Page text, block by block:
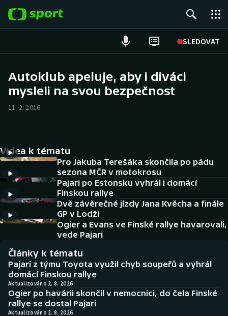
SLEDOVAT
Hokej
Cyklistika
DALŠÍ SPORTY
Americký fotbal
Baseball a softbal
Basketbal
Biatlon
Boby a skeleton
NEPŘEHLÉDNĚTE
Historické návraty
Aplikace ČT sport
AZ kvíz
Autoklub apeluje, aby i diváci
mysleli na svou bezpečnost
11. 2. 2016
Videa k tématu
Pro Jakuba Terešáka skončila po pádu
sezona MČR v motokrosu
Pajari po Estonsku vyhrál i domácí
Finskou rallye
Dvě závěrečné jízdy Jana Kvěcha a finále
GP v Lodži
Ogier a Evans ve Finské rallye havarovali,
vede Pajari
Články k tématu
Pajari z týmu Toyota využil chyb soupeřů a vyhrál
domácí Finskou rallye
Aktualizováno 2. 8. 2026
Ogier po havárii skončil v nemocnici, do čela Finské
rallye se dostal Pajari
Aktualizováno 2. 8. 2026